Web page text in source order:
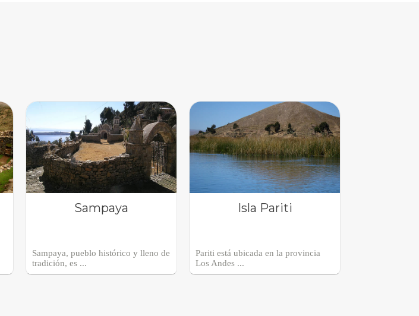
Sampaya
Sampaya, pueblo histórico y lleno de
tradición, es ...
Isla Pariti
Pariti está ubicada en la provincia
Los Andes ...